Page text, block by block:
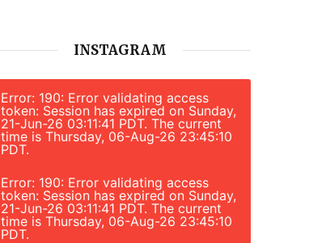
INSTAGRAM
Error: 190: Error validating access
token: Session has expired on Sunday,
21-Jun-26 03:11:41 PDT. The current
time is Thursday, 06-Aug-26 23:45:10
PDT.
Error: 190: Error validating access
token: Session has expired on Sunday,
21-Jun-26 03:11:41 PDT. The current
time is Thursday, 06-Aug-26 23:45:10
PDT.